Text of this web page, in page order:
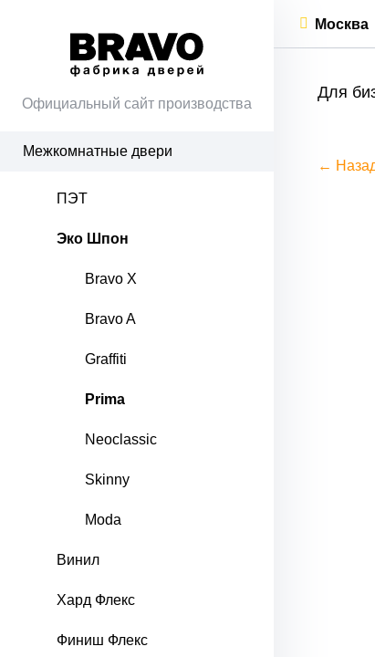
Официальный сайт производства
Межкомнатные двери
ПЭТ
Эко Шпон
Bravo X
Bravo A
Graffiti
Prima
Neoclassic
Skinny
Moda
Винил
Хард Флекс
Финиш Флекс
Москва
Для
←